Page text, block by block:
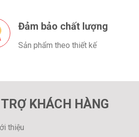
Đảm bảo chất lượng
Sản phẩm theo thiết kế
KHÁCH HÀNG
thiệu